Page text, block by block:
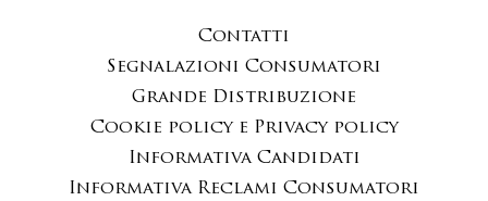
Contatti
Segnalazioni Consumatori
Grande Distribuzione
Cookie policy e Privacy policy
Informativa Candidati
Informativa Reclami Consumatori